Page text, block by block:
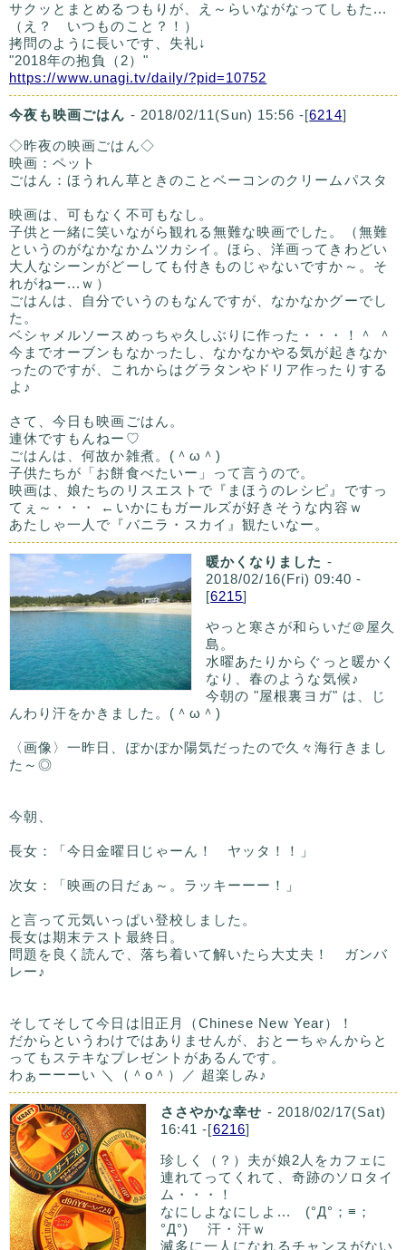
サクッとまとめるつもりが、え～らいながなってしもた...
（え？ いつものこと？！）
拷問のように長いです、失礼↓
"2018年の抱負（2）"
https://www.unagi.tv/daily/?pid=10752
今夜も映画ごはん - 2018/02/11(Sun) 15:56 -[6214]
◇昨夜の映画ごはん◇
映画：ペット
ごはん：ほうれん草ときのことベーコンのクリームパスタ
映画は、可もなく不可もなし。
子供と一緒に笑いながら観れる無難な映画でした。（無難
というのがなかなかムツカシイ。ほら、洋画ってきわどい
大人なシーンがどーしても付きものじゃないですか～。そ
れがねー...ｗ）
ごはんは、自分でいうのもなんですが、なかなかグーでし
た。
ベシャメルソースめっちゃ久しぶりに作った・・・！＾ ＾
今までオーブンもなかったし、なかなかやる気が起きなか
ったのですが、これからはグラタンやドリア作ったりする
よ♪
さて、今日も映画ごはん。
連休ですもんねー♡
ごはんは、何故か雑煮。(＾ω＾)
子供たちが「お餅食べたいー」って言うので。
映画は、娘たちのリスエストで『まほうのレシピ』ですっ
てぇ～・・・ ←いかにもガールズが好きそうな内容ｗ
あたしゃ一人で『バニラ・スカイ』観たいなー。
暖かくなりました -
2018/02/16(Fri) 09:40 -
[6215]
やっと寒さが和らいだ＠屋久
島。
水曜あたりからぐっと暖かく
なり、春のような気候♪
今朝の "屋根裏ヨガ" は、じ
んわり汗をかきました。(＾ω＾)
〈画像〉一昨日、ぽかぽか陽気だったので久々海行きまし
た～◎
今朝、
長女：「今日金曜日じゃーん！ ヤッタ！！」
次女：「映画の日だぁ～。ラッキーーー！」
と言って元気いっぱい登校しました。
長女は期末テスト最終日。
問題を良く読んで、落ち着いて解いたら大丈夫！ ガンバ
レー♪
そしてそして今日は旧正月（Chinese New Year）！
だからというわけではありませんが、おとーちゃんからと
ってもステキなプレゼントがあるんです。
わぁーーーい ＼（＾o＾）／ 超楽しみ♪
ささやかな幸せ - 2018/02/17(Sat)
16:41 -[6216]
珍しく（？）夫が娘2人をカフェに
連れてってくれて、奇跡のソロタイ
ム・・・！
なにしよなにしよ... (°Д°；≡；
°Д°) 汗・汗ｗ
滅多に一人になれるチャンスがない